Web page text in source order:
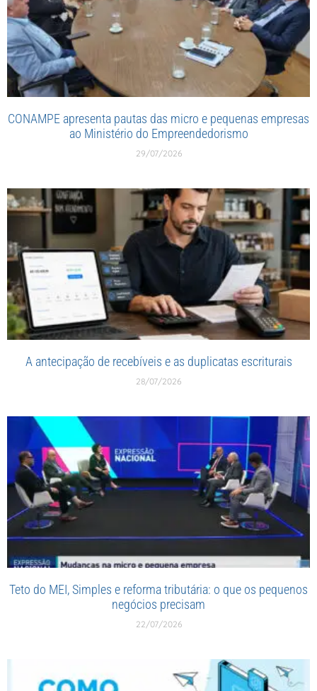
CONAMPE apresenta pautas das micro e pequenas empresas
ao Ministério do Empreendedorismo
29/07/2026
A antecipação de recebíveis e as duplicatas escriturais
28/07/2026
Teto do MEI, Simples e reforma tributária: o que os pequenos
negócios precisam
22/07/2026